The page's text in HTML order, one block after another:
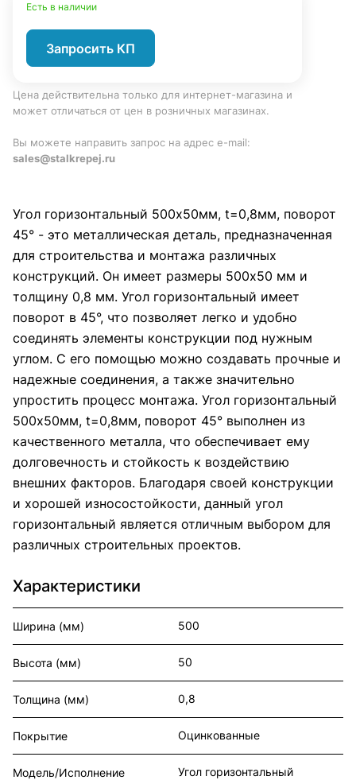
Есть в наличии
Запросить КП
Цена действительна только для интернет-магазина и
может отличаться от цен в розничных магазинах.
Вы можете направить запрос на адрес e-mail:
sales@stalkrepej.ru
Угол горизонтальный 500x50мм, t=0,8мм, поворот
45° - это металлическая деталь, предназначенная
для строительства и монтажа различных
конструкций. Он имеет размеры 500x50 мм и
толщину 0,8 мм. Угол горизонтальный имеет
поворот в 45°, что позволяет легко и удобно
соединять элементы конструкции под нужным
углом. С его помощью можно создавать прочные и
надежные соединения, а также значительно
упростить процесс монтажа. Угол горизонтальный
500x50мм, t=0,8мм, поворот 45° выполнен из
качественного металла, что обеспечивает ему
долговечность и стойкость к воздействию
внешних факторов. Благодаря своей конструкции
и хорошей износостойкости, данный угол
горизонтальный является отличным выбором для
различных строительных проектов.
Характеристики
Ширина (мм) 500
Высота (мм) 50
Толщина (мм) 0,8
Покрытие Оцинкованные
Модель/Исполнение Угол горизонтальный